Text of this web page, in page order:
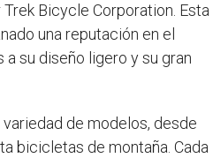
Bicycle Corporation. Esta
una reputación en el
su diseño ligero y su gran
de modelos, desde
bicicletas de montaña. Cada